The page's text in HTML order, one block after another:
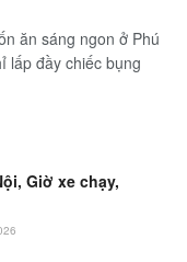
ăn sáng ngon ở Phú
lấp đầy chiếc bụng
Giờ xe chạy,